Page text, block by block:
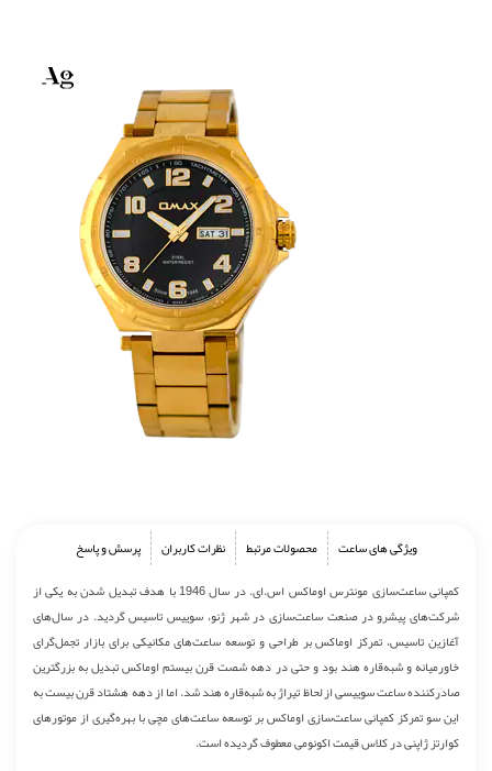
ویژگی های ساعت محصولات مرتبط نظرات کاربران
پرسش و پاسخ
کمپانی ساعت‌سازی مونترس اوماکس اس.ای. در سال 1946 با هدف تبدیل شدن به یکی از
شرکت‌های پیشرو در صنعت ساعت‌سازی در شهر ژنو، سوییس تاسیس گردید. در سال‌های
آغازین تاسیس، تمرکز اوماکس بر طراحی و توسعه ساعت‌های مکانیکی برای بازار تجمل‌گرای
خاورمیانه و شبه‌قاره هند بود و حتی در دهه شصت قرن بیستم اوماکس تبدیل به بزرگترین
صادرکننده ساعت سوییسی از لحاظ تیراژ به شبه‌قاره هند شد. اما از دهه هشتاد قرن بیست به
این سو تمرکز کمپانی ساعت‌سازی اوماکس بر توسعه ساعت‌های مچی با بهره‌گیری از موتورهای
کوارتز ژاپنی در کلاس قیمت اکونومی معطوف گردیده است.